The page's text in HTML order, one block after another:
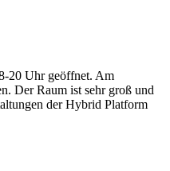
20 Uhr geöffnet. Am
Der Raum ist sehr groß und
der Hybrid Platform